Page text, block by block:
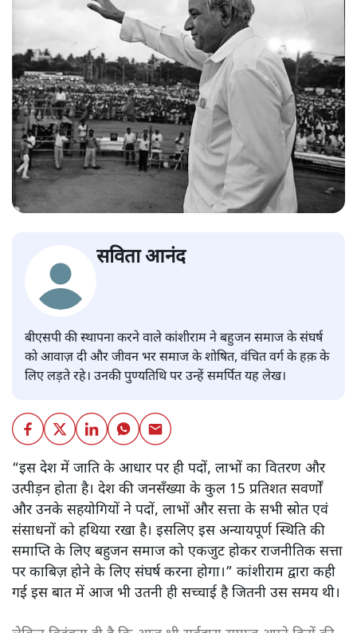
सविता आनंद
बीएसपी की स्थापना करने वाले कांशीराम ने बहुजन समाज के संघर्ष
को आवाज़ दी और जीवन भर समाज के शोषित, वंचित वर्ग के हक़ के
लिए लड़ते रहे। उनकी पुण्यतिथि पर उन्हें समर्पित यह लेख।
“इस देश में जाति के आधार पर ही पदों, लाभों का वितरण और
उत्पीड़न होता है। देश की जनसँख्या के कुल 15 प्रतिशत सवर्णों
और उनके सहयोगियों ने पदों, लाभों और सत्ता के सभी स्रोत एवं
संसाधनों को हथिया रखा है। इसलिए इस अन्यायपूर्ण स्थिति की
समाप्ति के लिए बहुजन समाज को एकजुट होकर राजनीतिक सत्ता
पर काबिज़ होने के लिए संघर्ष करना होगा।” कांशीराम द्वारा कही
गई इस बात में आज भी उतनी ही सच्चाई है जितनी उस समय थी।